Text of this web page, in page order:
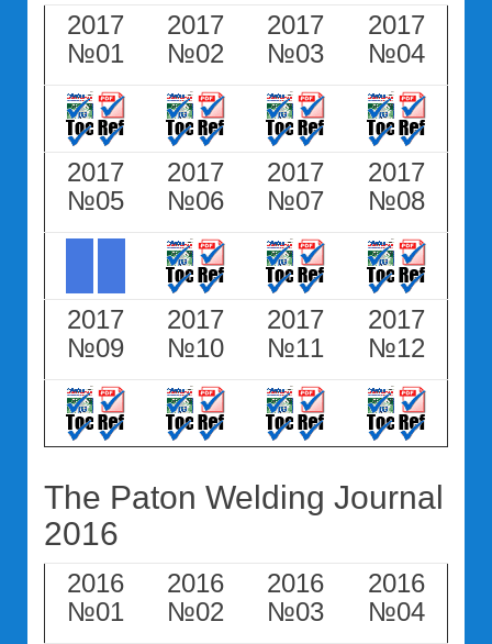
2017
№01
2017
№02
2017
№03
2017
№04
2017
№05
2017
№06
2017
№07
2017
№08
2017
№09
2017
№10
2017
№11
2017
№12
The Paton Welding Journal
2016
2016
№01
2016
№02
2016
№03
2016
№04